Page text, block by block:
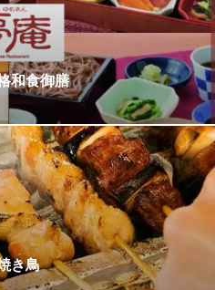
にて、ゆったりとお召し上がり
徒歩3分
和食御膳
が美味しく召し上がれる多彩な
ぷら、煮物など、伝統的な和食
、ハレの日のお食事にも相応し
した優しい味わいで、皆様をお
き鳥